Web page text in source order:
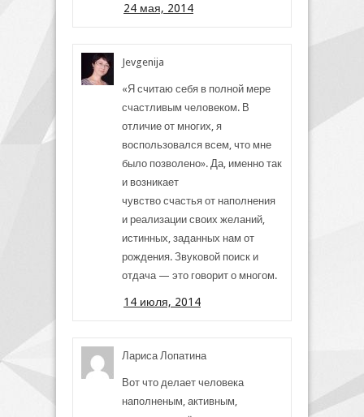
24 мая, 2014
Jevgenija
«Я считаю себя в полной мере
счастливым человеком. В
отличие от многих, я
воспользовался всем, что мне
было позволено». Да, именно так
и возникает
чувство счастья от наполнения
и реализации своих желаний,
истинных, заданных нам от
рождения. Звуковой поиск и
отдача — это говорит о многом.
14 июля, 2014
Лариса Лопатина
Вот что делает человека
наполненым, активным,